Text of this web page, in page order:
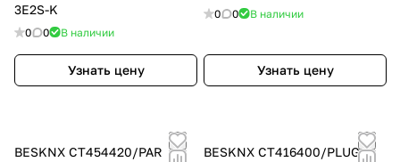
3E2S-K
0 0 В наличии
Узнать цену
0 0 В наличии
Узнать цену
BESKNX CT454420/PAR
BESKNX CT416400/PLUG